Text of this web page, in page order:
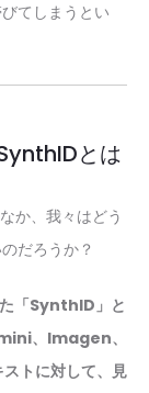
てしまうとい
とは
か、我々はどう
だろうか？
「SynthID」と
、Imagen、
トに対して、見